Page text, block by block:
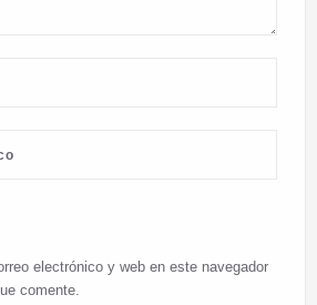
electrónico y web en este navegador
comente.